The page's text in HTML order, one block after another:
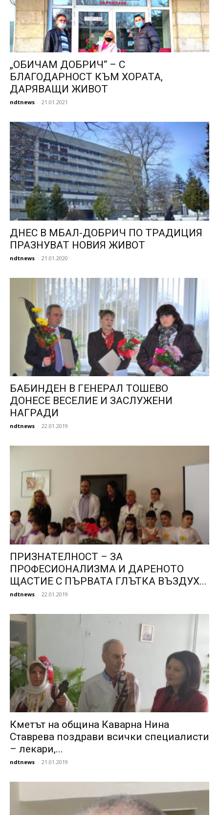
„ОБИЧАМ ДОБРИЧ“ – С
БЛАГОДАРНОСТ КЪМ ХОРАТА,
ДАРЯВАЩИ ЖИВОТ
ndtnews - 21.01.2021
ДНЕС В МБАЛ-ДОБРИЧ ПО ТРАДИЦИЯ
ПРАЗНУВАТ НОВИЯ ЖИВОТ
ndtnews - 21.01.2020
БАБИНДЕН В ГЕНЕРАЛ ТОШЕВО
ДОНЕСЕ ВЕСЕЛИЕ И ЗАСЛУЖЕНИ
НАГРАДИ
ndtnews - 22.01.2019
ПРИЗНАТЕЛНОСТ – ЗА
ПРОФЕСИОНАЛИЗМА И ДАРЕНОТО
ЩАСТИЕ С ПЪРВАТА ГЛЪТКА ВЪЗДУХ...
ndtnews - 22.01.2019
Кметът на община Каварна Нина
Ставрева поздрави всички специалисти
– лекари,...
ndtnews - 21.01.2019